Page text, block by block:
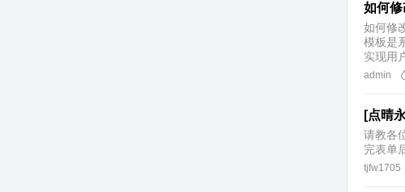
如何
如何修
模板是
实现用
admin
[点晴
请教各
完表单
tjfw1705